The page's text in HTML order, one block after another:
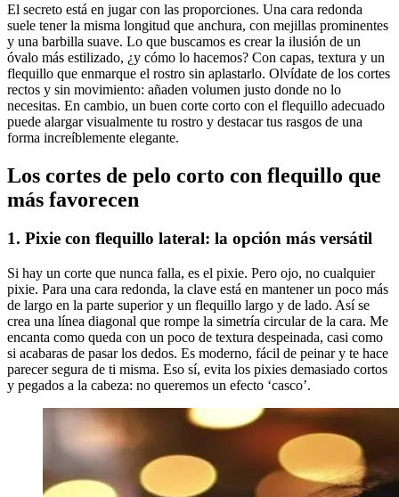
El secreto está en jugar con las proporciones. Una cara redonda
suele tener la misma longitud que anchura, con mejillas prominentes
y una barbilla suave. Lo que buscamos es crear la ilusión de un
óvalo más estilizado, ¿y cómo lo hacemos? Con capas, textura y un
flequillo que enmarque el rostro sin aplastarlo. Olvídate de los cortes
rectos y sin movimiento: añaden volumen justo donde no lo
necesitas. En cambio, un buen corte corto con el flequillo adecuado
puede alargar visualmente tu rostro y destacar tus rasgos de una
forma increíblemente elegante.
Los cortes de pelo corto con flequillo que
más favorecen
1. Pixie con flequillo lateral: la opción más versátil
Si hay un corte que nunca falla, es el pixie. Pero ojo, no cualquier
pixie. Para una cara redonda, la clave está en mantener un poco más
de largo en la parte superior y un flequillo largo y de lado. Así se
crea una línea diagonal que rompe la simetría circular de la cara. Me
encanta como queda con un poco de textura despeinada, casi como
si acabaras de pasar los dedos. Es moderno, fácil de peinar y te hace
parecer segura de ti misma. Eso sí, evita los pixies demasiado cortos
y pegados a la cabeza: no queremos un efecto ‘casco’.